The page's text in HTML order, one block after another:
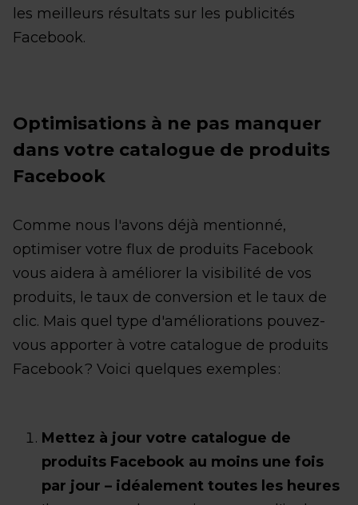
les meilleurs résultats sur les publicités
Facebook.
Optimisations à ne pas manquer
dans votre catalogue de produits
Facebook
Comme nous l'avons déjà mentionné,
optimiser votre flux de produits Facebook
vous aidera à améliorer la visibilité de vos
produits, le taux de conversion et le taux de
clic. Mais quel type d'améliorations pouvez-
vous apporter à votre catalogue de produits
Facebook ? Voici quelques exemples :
Mettez à jour votre catalogue de
produits Facebook au moins une fois
par jour – idéalement toutes les heures